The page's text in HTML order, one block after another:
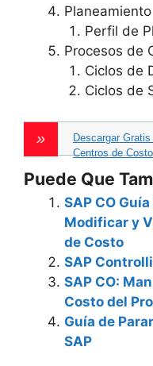
Planeamiento
Perfil de
Procesos de
Ciclos de
Ciclos de
Descargar
Centros de
Puede Que
SAP CO
Modificar y
de Costo
SAP
SAP CO:
Costo del
Guía de
SAP